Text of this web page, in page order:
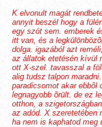
K elvonult magát
annyit beszél hogy a
egy szót sem. emberek
itt van, és a
dolga. igazából azt
az állatok etetésén kívül
ott X-szel. tavasszal a
alig tudsz talpon
paradicsomot akar
legnagyobb õrült. de ez
otthon, a
az adód. X szeretetében
ha nem is kaphatod meg